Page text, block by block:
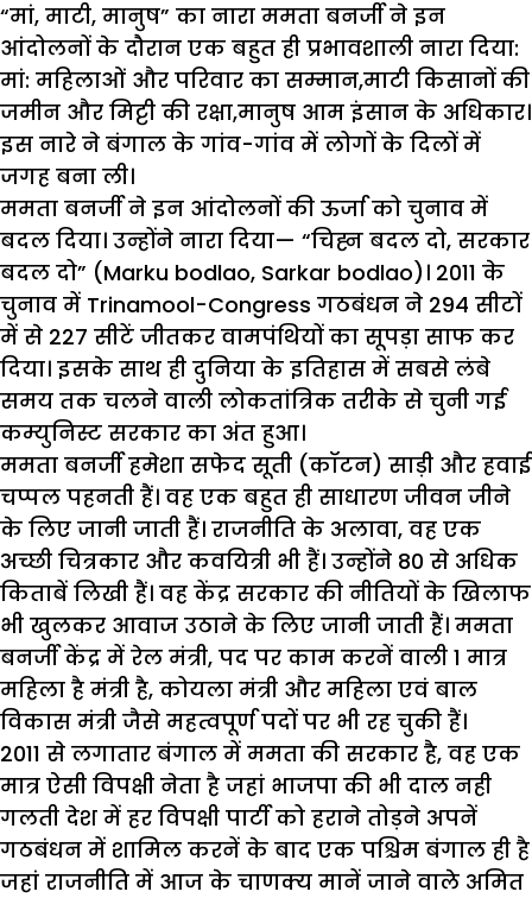
“मां, माटी, मानुष” का नारा ममता बनर्जी ने इन
आंदोलनों के दौरान एक बहुत ही प्रभावशाली नारा दिया:
मां: महिलाओं और परिवार का सम्मान,माटी किसानों की
जमीन और मिट्टी की रक्षा,मानुष आम इंसान के अधिकार।
इस नारे ने बंगाल के गांव-गांव में लोगों के दिलों में
जगह बना ली।
ममता बनर्जी ने इन आंदोलनों की ऊर्जा को चुनाव में
बदल दिया। उन्होंने नारा दिया— “चिह्न बदल दो, सरकार
बदल दो” (Marku bodlao, Sarkar bodlao)। 2011 के
चुनाव में Trinamool-Congress गठबंधन ने 294 सीटों
में से 227 सीटें जीतकर वामपंथियों का सूपड़ा साफ कर
दिया। इसके साथ ही दुनिया के इतिहास में सबसे लंबे
समय तक चलने वाली लोकतांत्रिक तरीके से चुनी गई
कम्युनिस्ट सरकार का अंत हुआ।
ममता बनर्जी हमेशा सफेद सूती (कॉटन) साड़ी और हवाई
चप्पल पहनती हैं। वह एक बहुत ही साधारण जीवन जीने
के लिए जानी जाती हैं। राजनीति के अलावा, वह एक
अच्छी चित्रकार और कवयित्री भी हैं। उन्होंने 80 से अधिक
किताबें लिखी हैं। वह केंद्र सरकार की नीतियों के खिलाफ
भी खुलकर आवाज उठाने के लिए जानी जाती हैं। ममता
बनर्जी केंद्र में रेल मंत्री, पद पर काम करनें वाली 1 मात्र
महिला है मंत्री है, कोयला मंत्री और महिला एवं बाल
विकास मंत्री जैसे महत्वपूर्ण पदों पर भी रह चुकी हैं।
2011 से लगातार बंगाल में ममता की सरकार है, वह एक
मात्र ऐसी विपक्षी नेता है जहां भाजपा की भी दाल नही
गलती देश में हर विपक्षी पार्टी को हराने तोड़ने अपनें
गठबंधन में शामिल करनें के बाद एक पश्चिम बंगाल ही है
जहां राजनीति में आज के चाणक्य मानें जाने वाले अमित